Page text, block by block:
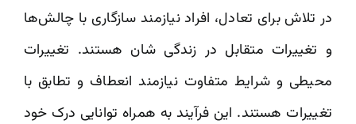
در تلاش برای تعادل، افراد نیازمند سازگاری با چالش‌ها
و تغییرات متقابل در زندگی شان هستند. تغییرات
محیطی و شرایط متفاوت نیازمند انعطاف و تطابق با
تغییرات هستند. این فرآیند به همراه توانایی درک خود